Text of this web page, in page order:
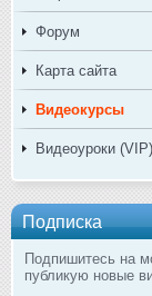
Форум
Карта сайта
Видеокурсы
Видеоуроки (VIP)
Подписка
Подпишитесь на
публикую новые